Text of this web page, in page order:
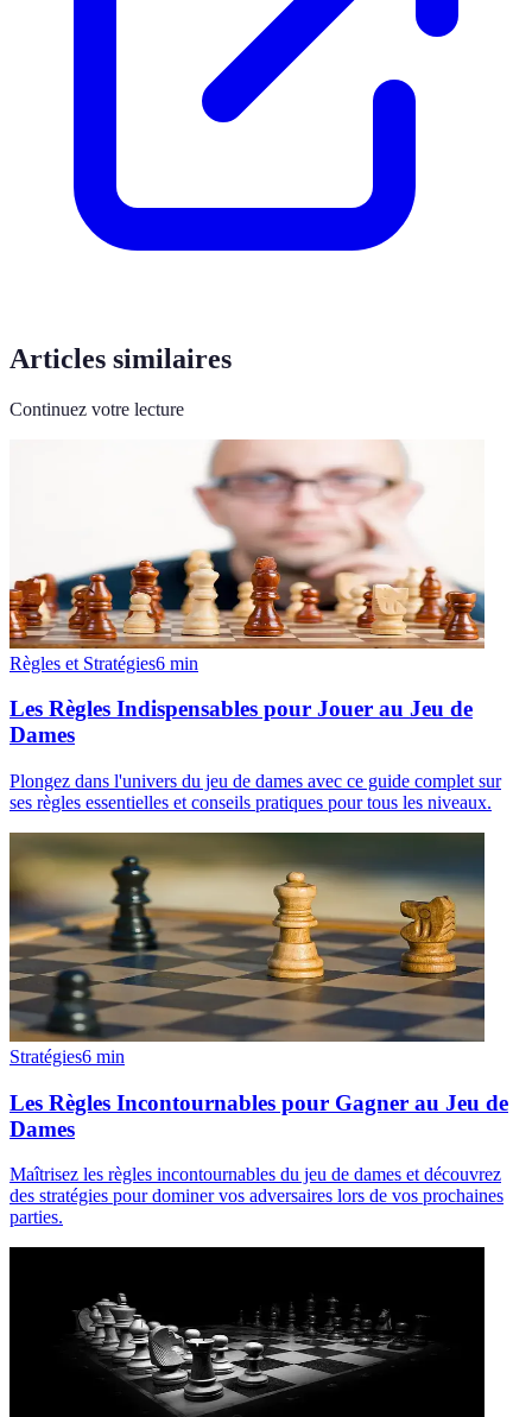
Articles similaires
Continuez votre lecture
Règles et Stratégies6 min
Les Règles Indispensables pour Jouer au Jeu de
Dames
Plongez dans l'univers du jeu de dames avec ce guide complet sur
ses règles essentielles et conseils pratiques pour tous les niveaux.
Stratégies6 min
Les Règles Incontournables pour Gagner au Jeu de
Dames
Maîtrisez les règles incontournables du jeu de dames et découvrez
des stratégies pour dominer vos adversaires lors de vos prochaines
parties.